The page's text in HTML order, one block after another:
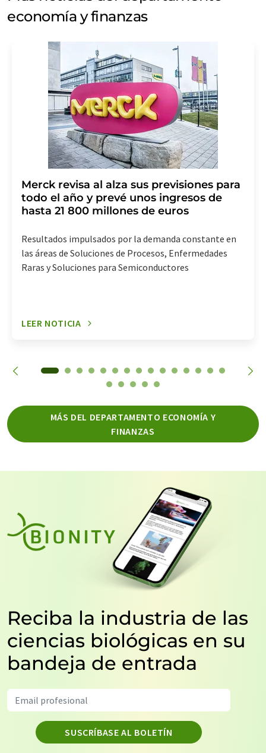
economía y finanzas
Merck revisa al alza sus previsiones para
todo el año y prevé unos ingresos de
hasta 21 800 millones de euros
Resultados impulsados por la demanda constante en
las áreas de Soluciones de Procesos, Enfermedades
Raras y Soluciones para Semiconductores
LEER NOTICIA
MÁS DEL DEPARTAMENTO ECONOMÍA Y
FINANZAS
Reciba la industria de las
ciencias biológicas en su
bandeja de entrada
SUSCRÍBASE AL BOLETÍN